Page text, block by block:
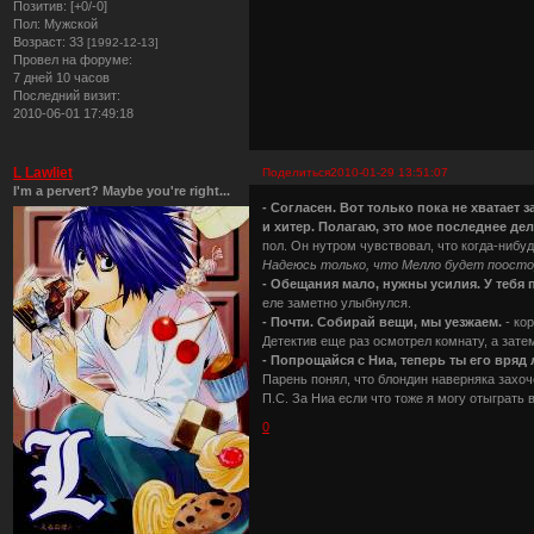
Позитив: [+0/-0]
Пол: Мужской
Возраст: 33 [1992-12-13]
Провел на форуме:
7 дней 10 часов
Последний визит:
2010-06-01 17:49:18
Поделиться2010-01-29 13:51:07
L Lawliet
I'm a pervert? Maybe you're right...
- Согласен. Вот только пока не хватает
и хитер. Полагаю, это мое последнее
пол. Он нутром чувствовал, что когда-
Надеюсь только, что Мелло будет
- Обещания мало, нужны усилия. У тебя
еле заметно улыбнулся.
- Почти. Собирай вещи, мы уезжаем. -
Детектив еще раз осмотрел комнату, а
- Попрощайся с Ниа, теперь ты его вряд
Парень понял, что блондин наверняка
П.С. За Ниа если что тоже я могу отыграть
0